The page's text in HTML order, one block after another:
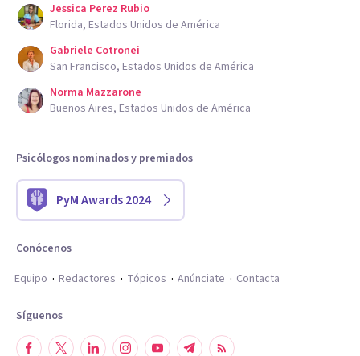
Jessica Perez Rubio
Florida, Estados Unidos de América
Gabriele Cotronei
San Francisco, Estados Unidos de América
Norma Mazzarone
Buenos Aires, Estados Unidos de América
Psicólogos nominados y premiados
PyM Awards 2024
Conócenos
Equipo
Redactores Tópicos Anúnciate Contacta
Síguenos